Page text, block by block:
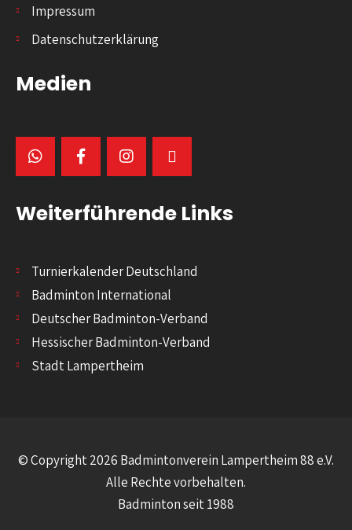
Impressum
Datenschutzerklärung
Medien
Weiterführende Links
Turnierkalender Deutschland
Badminton International
Deutscher Badminton-Verband
Hessischer Badminton-Verband
Stadt Lampertheim
© Copyright 2026 Badmintonverein Lampertheim 88 e.V.
Alle Rechte vorbehalten.
Badminton seit 1988